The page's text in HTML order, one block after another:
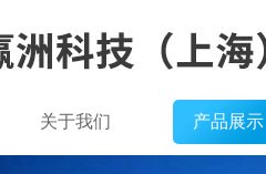
关于我们 产品展示